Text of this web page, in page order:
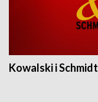
Kowalski i Schmidt